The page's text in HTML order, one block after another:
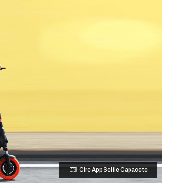
Circ App Selfie Capacete